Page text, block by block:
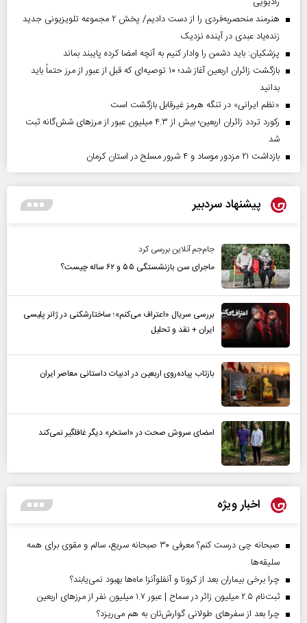
هنرمند منحصر‌به‌فردی را از دست دادیم/ پخش ۲ مجموعه تلویزیونی جدید
زنده‌یاد عبدی در آینده نزدیک
پزشکیان: باید دشمن را وادار کنیم به آنچه امضا کرده پایبند بماند
بازگشت زائران اربعین آغاز شد؛ ۱۰ توصیه‌ای که قبل از عبور از مرز حتماً باید
بدانید
«نظم ایرانی» در تنگه هرمز غیرقابل بازگشت است
رکورد تردد زائران اربعین؛ بیش از ۴.۳ میلیون عبور از مرزهای شش‌گانه ثبت
شد
بازداشت ۲۱ مزدور موساد و ۴ شرور مسلح در استان کرمان
پیشنهاد سردبیر
جام‌جم آنلاین بررسی کرد
ماجرای سن بازنشستگی ۵۵ و ۶۲ ساله چیست؟
بررسی سریال «اعتراف می‌کنم»؛ ساختارشکنی در ژانر پلیسی
ایران + نقد و تحلیل
بازتاب پیاده‌روی اربعین در ادبیات داستانی معاصر ایران
امضای سروش صحت در «استخر» دیگر غافلگیر نمی‌کند
اخبار ویژه
صبحانه چی درست کنم؟ معرفی ۳۰ صبحانه سریع، سالم و مقوی برای همه
سلیقه‌ها
چرا برخی بیماران بعد از کرونا و آنفلوآنزا ماه‌ها بهبود نمی‌یابند؟
ثبت‌نام ۲.۵ میلیون زائر در سماح | عبور ۱.۷ میلیون نفر از مرز‌های اربعین
چرا بعد از سفرهای طولانی گوارش‌تان به هم می‌ریزد؟